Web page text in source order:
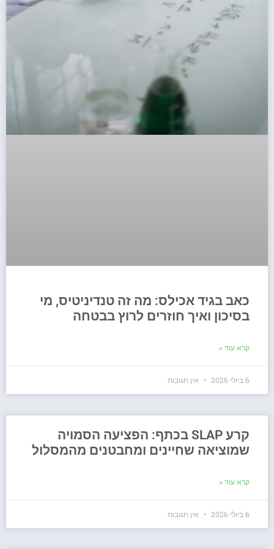
כאב בגיד אכילס: מה זה טנדיניטיס, מי
בסיכון ואיך חוזרים לרוץ בבטחה
קרא עוד »
6 ביולי 2026 אין תגובות
קרע SLAP בכתף: הפציעה הסמויה
שמוציאה שחיינים ומחבטנים מהמסלול
קרא עוד »
6 ביולי 2026 אין תגובות